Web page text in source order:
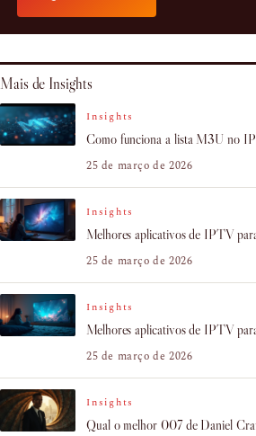
Mais de Insights
Insights
Como funciona a lista M3U no
25 de março de 2026
Insights
Melhores aplicativos de IPTV
25 de março de 2026
Insights
Melhores aplicativos de IPTV
25 de março de 2026
Insights
Qual o melhor 007 de Daniel